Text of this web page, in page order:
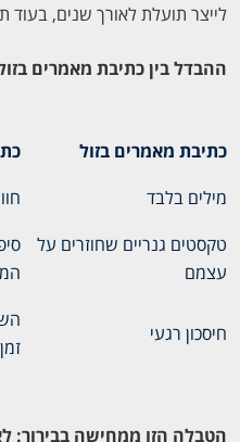
לייצר תועלת לאורך שנים, בעוד
ההבדל בין כתיבת מאמרים
כתיבת מאמרים בזול
מילים בלבד
טקסטים גנריים שחוזרים על
עצמם
חיסכון רגעי
זמן
הטבלה הזו ממחישה בבירור: